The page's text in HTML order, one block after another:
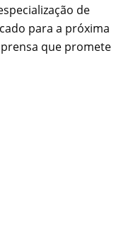
de
para a próxima
que promete